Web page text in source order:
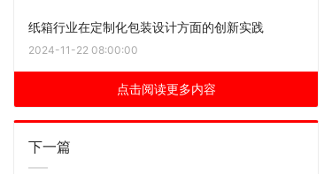
纸箱行业在定制化包装设计方面的创新实践
2024-11-22 08:00:00
点击阅读更多内容
下一篇